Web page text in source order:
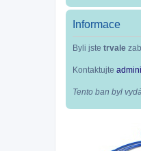
Informace
Byli jste trvale
Kontaktujte
Tento ban byl